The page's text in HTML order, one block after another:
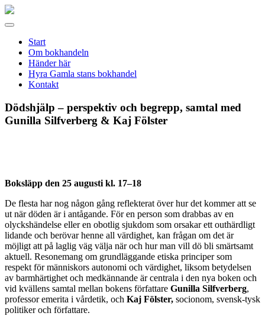
Gamla
Meny
Start
Om bokhandeln
Händer här
Hyra Gamla stans bokhandel
Kontakt
Dödshjälp – perspektiv och begrepp, samtal med
Gunilla Silfverberg & Kaj Fölster
Boksläpp den 25 augusti kl. 17–18
De flesta har nog någon gång reflekterat över hur det kommer att se
ut när döden är i antågande. För en person som drabbas av en
olyckshändelse eller en obotlig sjukdom som orsakar ett outhärdligt
lidande och berövar henne all värdighet, kan frågan om det är
möjligt att på laglig väg välja när och hur man vill dö bli smärtsamt
aktuell. Resonemang om grundläggande etiska principer som
respekt för människors autonomi och värdighet, liksom betydelsen
av barmhärtighet och medkännande är centrala i den nya boken och
vid kvällens samtal mellan bokens författare Gunilla Silfverberg,
professor emerita i vårdetik, och Kaj Fölster, socionom, svensk-tysk
politiker och författare.